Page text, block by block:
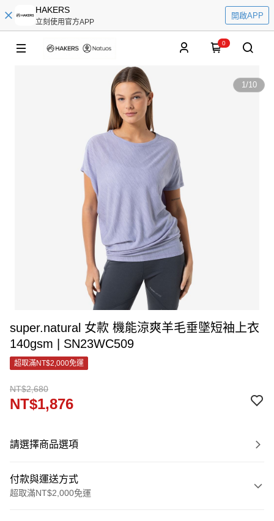
HAKERS
立刻使用官方APP
開啟APP
0
1/10
super.natural 女款 機能涼爽羊毛垂墜短袖上衣
140gsm | SN23WC509
超取滿NT$2,000免運
NT$2,680
NT$1,876
請選擇商品選項
付款與運送方式
超取滿NT$2,000免運